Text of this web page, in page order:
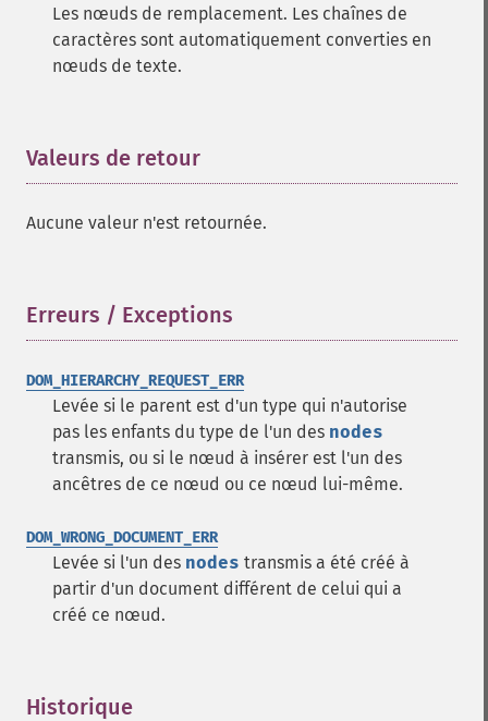
Les nœuds de remplacement. Les chaînes de
caractères sont automatiquement converties en
nœuds de texte.
Valeurs de retour
Aucune valeur n'est retournée.
Erreurs / Exceptions
DOM_HIERARCHY_REQUEST_ERR
Levée si le parent est d'un type qui n'autorise
pas les enfants du type de l'un des nodes
transmis, ou si le nœud à insérer est l'un des
ancêtres de ce nœud ou ce nœud lui-même.
DOM_WRONG_DOCUMENT_ERR
Levée si l'un des nodes transmis a été créé à
partir d'un document différent de celui qui a
créé ce nœud.
Historique